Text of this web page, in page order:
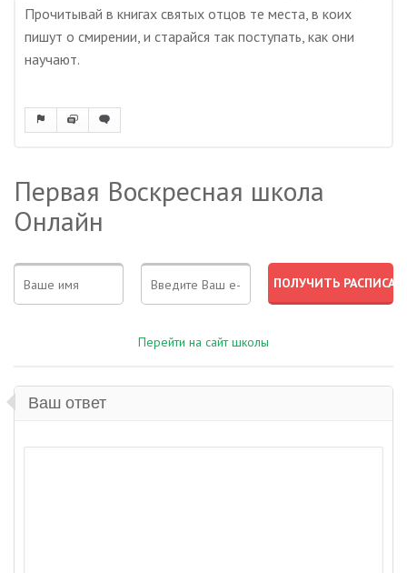
Прочитывай в книгах святых отцов те места, в коих
пишут о смирении, и старайся так поступать, как они
научают.
Первая Воскресная школа
Онлайн
Перейти на сайт школы
Ваш ответ